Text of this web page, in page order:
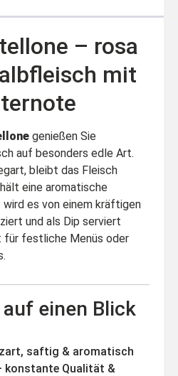
– rosa
mit
genießen Sie
auf besonders edle Art.
bleibt das Fleisch
eine aromatische
es von einem kräftigen
und als Dip serviert
für festliche Menüs oder
einen Blick
saftig & aromatisch
konstante Qualität &